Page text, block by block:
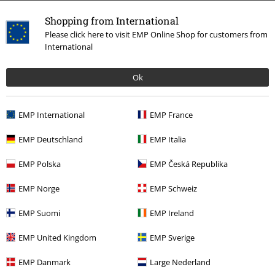
Shopping from International
Please click here to visit EMP Online Shop for customers from
International
Ok
EMP International EMP France
EMP Deutschland EMP Italia
EMP Polska EMP Česká Republika
EMP Norge EMP Schweiz
EMP Suomi EMP Ireland
EMP United Kingdom EMP Sverige
EMP Danmark Large Nederland
Kläder & accessoarer Luvjackor
Kläder Tröjor Luvtröjor & Luvjackor
Bandmerch Top Bands Arch Enemy Kläder
Bandmerch Kläder Tröjor & Luvtröjor Luvtröjor & Luvjackor
Bandmerch Genre Melodic Death Metal